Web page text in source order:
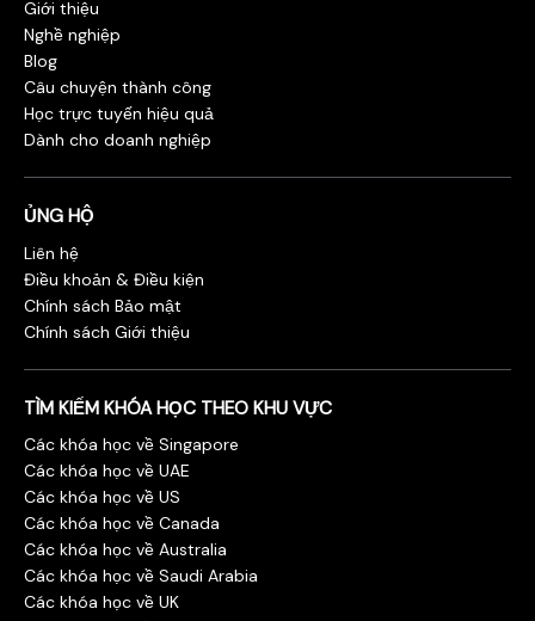
Giới thiệu
Nghề nghiệp
Blog
Câu chuyện thành công
Học trực tuyến hiệu quả
Dành cho doanh nghiệp
ỦNG HỘ
Liên hệ
Điều khoản & Điều kiện
Chính sách Bảo mật
Chính sách Giới thiệu
TÌM KIẾM KHÓA HỌC THEO KHU VỰC
Các khóa học về Singapore
Các khóa học về UAE
Các khóa học về US
Các khóa học về Canada
Các khóa học về Australia
Các khóa học về Saudi Arabia
Các khóa học về UK